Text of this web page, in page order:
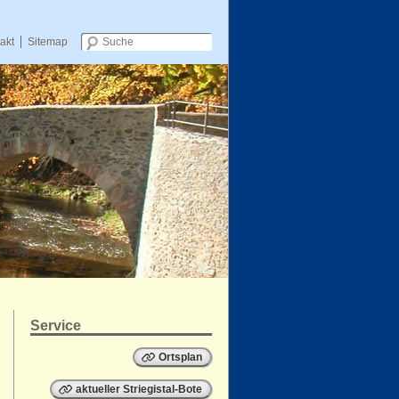
Zum Inhalt wechseln
Sitemap
Service
Ortsplan
aktueller Striegistal-Bote